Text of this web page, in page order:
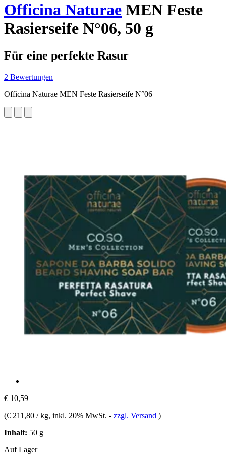
Officina Naturae MEN Feste
Rasierseife N°06, 50 g
Für eine perfekte Rasur
2 Bewertungen
Officina Naturae MEN Feste Rasierseife N°06
€ 10,59
(€ 211,80 / kg, inkl. 20% MwSt. - zzgl. Versand )
Inhalt: 50 g
Auf Lager